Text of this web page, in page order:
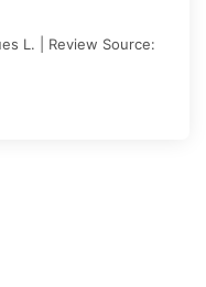
L. | Review Source: